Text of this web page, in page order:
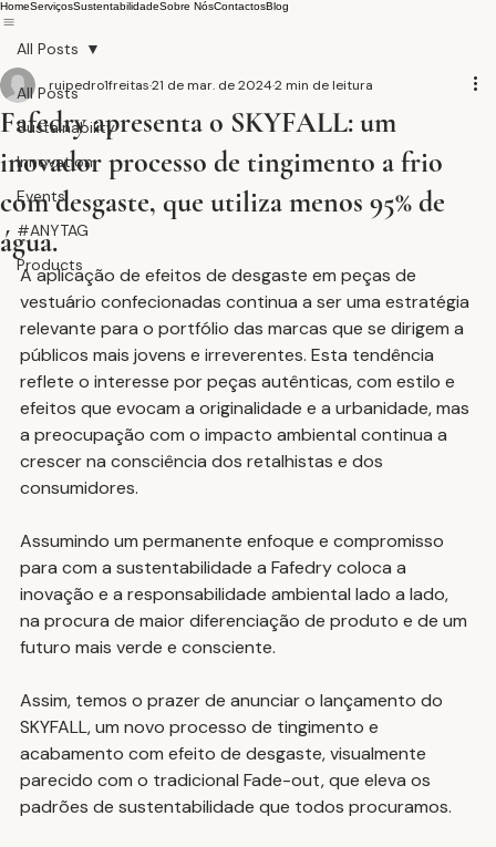
HomeServiçosSustentabilidadeSobre NósContactosBlog
All Posts
Sustainability
Innovation
Events
#ANYTAG
Products
All Posts
Fafedry apresenta o SKYFALL: um
inovador processo de tingimento a frio
com desgaste, que utiliza menos 95% de
água.
ruipedro1freitas21 de mar. de 20242 min de leitura
A aplicação de efeitos de desgaste em peças de
vestuário confecionadas continua a ser uma estratégia
relevante para o portfólio das marcas que se dirigem a
públicos mais jovens e irreverentes. Esta tendência
reflete o interesse por peças autênticas, com estilo e
efeitos que evocam a originalidade e a urbanidade, mas
a preocupação com o impacto ambiental continua a
crescer na consciência dos retalhistas e dos
consumidores.
Assumindo um permanente enfoque e compromisso
para com a sustentabilidade a Fafedry coloca a
inovação e a responsabilidade ambiental lado a lado,
na procura de maior diferenciação de produto e de um
futuro mais verde e consciente.
Assim, temos o prazer de anunciar o lançamento do
SKYFALL, um novo processo de tingimento e
acabamento com efeito de desgaste, visualmente
parecido com o tradicional Fade-out, que eleva os
padrões de sustentabilidade que todos procuramos.